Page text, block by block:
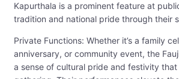
Kapurthala is a prominent feature at
tradition and national pride through their
Private Functions: Whether it’s a family
anniversary, or community event, the
a sense of cultural pride and festivity